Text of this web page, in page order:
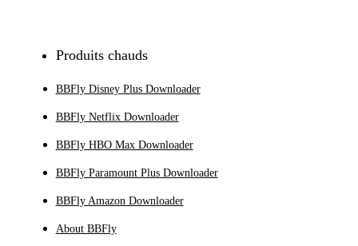
Produits chauds
BBFly Disney Plus Downloader
BBFly Netflix Downloader
BBFly HBO Max Downloader
BBFly Paramount Plus Downloader
BBFly Amazon Downloader
About BBFly